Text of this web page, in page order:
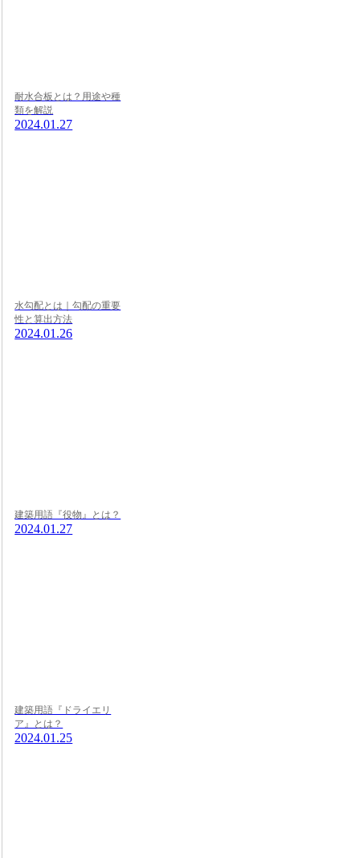
耐水合板とは？用途や種
類を解説
2024.01.27
水勾配とは｜勾配の重要
性と算出方法
2024.01.26
建築用語『役物』とは？
2024.01.27
建築用語『ドライエリ
ア』とは？
2024.01.25